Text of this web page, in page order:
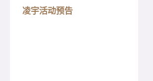
凌宇活动预告